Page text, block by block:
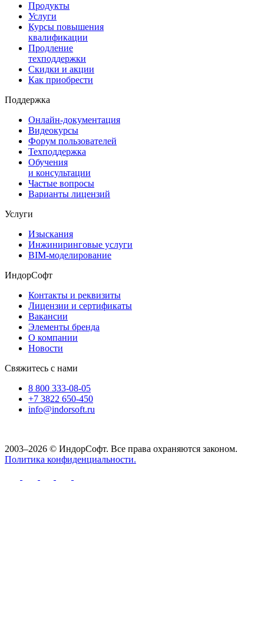
Продукты
Услуги
Курсы повышения
квалификации
Продление
техподдержки
Скидки и акции
Как приобрести
Поддержка
Онлайн-документация
Видеокурсы
Форум пользователей
Техподдержка
Обучения
и консультации
Частые вопросы
Варианты лицензий
Услуги
Изыскания
Инжиниринговые услуги
BIM-моделирование
ИндорСофт
Контакты и реквизиты
Лицензии и сертификаты
Вакансии
Элементы бренда
О компании
Новости
Свяжитесь с нами
8 800 333-08-05
+7 3822 650-450
info@indorsoft.ru
2003–2026 © ИндорСофт. Все права охраняются законом.
Политика конфиденциальности.